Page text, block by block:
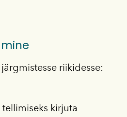
riikidesse:
tellimiseks kirjuta